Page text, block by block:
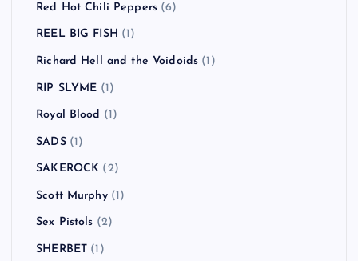
Red Hot Chili Peppers (6)
REEL BIG FISH (1)
Richard Hell and the Voidoids (1)
RIP SLYME (1)
Royal Blood (1)
SADS(1)
SAKEROCK (2)
Scott Murphy(1)
Sex Pistols (2)
SHERBET (1)